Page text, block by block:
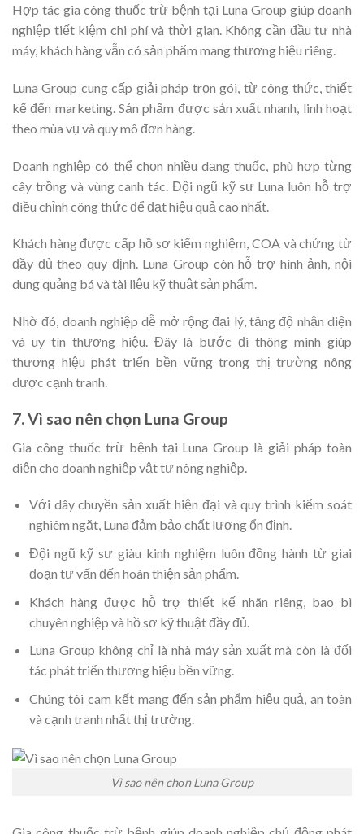
Hợp tác gia công thuốc trừ bệnh tại Luna Group giúp doanh
nghiệp tiết kiệm chi phí và thời gian. Không cần đầu tư nhà
máy, khách hàng vẫn có sản phẩm mang thương hiệu riêng.
Luna Group cung cấp giải pháp trọn gói, từ công thức, thiết
kế đến marketing. Sản phẩm được sản xuất nhanh, linh hoạt
theo mùa vụ và quy mô đơn hàng.
Doanh nghiệp có thể chọn nhiều dạng thuốc, phù hợp từng
cây trồng và vùng canh tác. Đội ngũ kỹ sư Luna luôn hỗ trợ
điều chỉnh công thức để đạt hiệu quả cao nhất.
Khách hàng được cấp hồ sơ kiểm nghiệm, COA và chứng từ
đầy đủ theo quy định. Luna Group còn hỗ trợ hình ảnh, nội
dung quảng bá và tài liệu kỹ thuật sản phẩm.
Nhờ đó, doanh nghiệp dễ mở rộng đại lý, tăng độ nhận diện
và uy tín thương hiệu. Đây là bước đi thông minh giúp
thương hiệu phát triển bền vững trong thị trường nông
dược cạnh tranh.
7. Vì sao nên chọn Luna Group
Gia công thuốc trừ bệnh tại Luna Group là giải pháp toàn
diện cho doanh nghiệp vật tư nông nghiệp.
Với dây chuyền sản xuất hiện đại và quy trình kiểm soát
nghiêm ngặt, Luna đảm bảo chất lượng ổn định.
Đội ngũ kỹ sư giàu kinh nghiệm luôn đồng hành từ giai
đoạn tư vấn đến hoàn thiện sản phẩm.
Khách hàng được hỗ trợ thiết kế nhãn riêng, bao bì
chuyên nghiệp và hồ sơ kỹ thuật đầy đủ.
Luna Group không chỉ là nhà máy sản xuất mà còn là đối
tác phát triển thương hiệu bền vững.
Chúng tôi cam kết mang đến sản phẩm hiệu quả, an toàn
và cạnh tranh nhất thị trường.
Vì sao nên chọn Luna Group